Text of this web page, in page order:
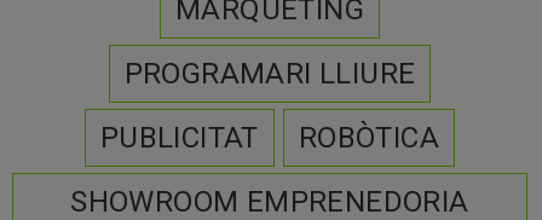
MÀRQUETING
PROGRAMARI LLIURE
PUBLICITAT
ROBÒTICA
SHOWROOM EMPRENEDORIA